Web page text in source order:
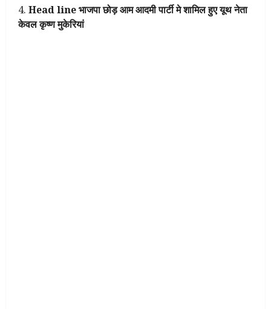
Head line भाजपा छोड़ आम आदमी पार्टी मे शामिल हुए यूथ नेता
केवल कृष्ण मुकेरियां